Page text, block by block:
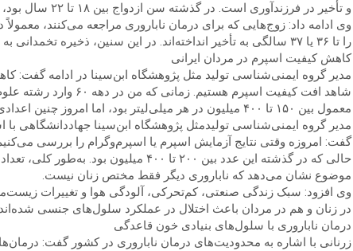
و تأخیر در فرزندآوری است. در گذشته سن ازدواج بین ۱۸ تا ۲۲ سال بود، اما امروز به بالای ۲۸ سال رسیده است.
را تا ۳۶ یا ۳۷ سالگی به تأخیر انداخته‌اند. در این سنین، ذخیره تخمدانی به شدت کاهش می‌یابد و کیفیت تخمک‌ها نیز افت می‌کند.
کاهش کیفیت اسپرم در مردان ایرانی
مدیر گروه ایمنی‌شناسی تولید مثل پژوهشگاه ابن‌سینا در ادامه
شاهد افت کیفیت اسپرم
معمول بین ۱۵۰ تا ۴۰۰ میلیون در هر میلی‌لیتر بود، اما امروز چنین اعدادی تقریباً به افسانه تبدیل شده‌اند.
مدیر گروه ایمنی‌شناسی تولیدمثل پژوهشگاه ابن‌سینا جهاددانشگاهی
حالی که در گذشته این عدد بین ۲۰۰ تا ۴۰۰
موضوع نشان می‌دهد که ناباروری دیگر فقط مختص زنان نیست.
وی افزود: سبک زندگی صنعتی، کم‌تحرکی، آلودگی هوا و تغییرات
در زنان و هم در مردان باعث اختلال در عملکرد سلول‌های جنسی
درمان ناباروری با سلول‌های بنیادی خون قاعدگی
زرنانی با اشاره به محدودیت‌های درمان ناباروری در کشور گفت: